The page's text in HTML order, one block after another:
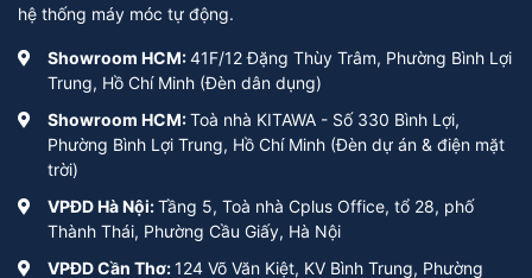
hệ thống máy móc tự động.
Showroom HCM:41F/12 Đặng Thùy Trâm, Phường Bình Lợi
Trung, Hồ Chí Minh (Đèn dân dụng)
Showroom HCM:Toà nhà KITAWA - Số 330 Bình Lợi,
Phường Bình Lợi Trung, Hồ Chí Minh (Đèn dự án & điện mặt
trời)
VPĐD Hà Nội:Tầng 5, Toà nhà Cplus Office, tổ 28, phố
Thành Thái, Phường Cầu Giấy, Hà Nội
VPĐD Cần Thơ:124 Võ Văn Kiệt, KV Bình Trung, Phường